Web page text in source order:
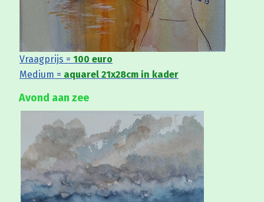
Vraagprijs = 100 euro
Medium = aquarel 21x28cm in kader
Avond aan zee